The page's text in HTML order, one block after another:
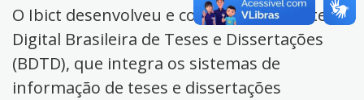
O Ibict desenvolveu e coordena a Biblioteca
Digital Brasileira de Teses e Dissertações
(BDTD), que integra os sistemas de
informação de teses e dissertações